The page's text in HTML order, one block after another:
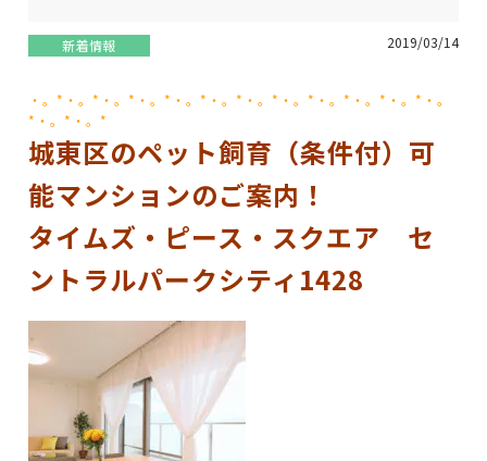
新着情報 2019/03/14
・。*・。*・。*・。*・。*・。*・。*・。*・。*・。*・。*・。
*・。*・。*
城東区のペット飼育（条件付）可
能マンションのご案内！
タイムズ・ピース・スクエア セ
ントラルパークシティ1428